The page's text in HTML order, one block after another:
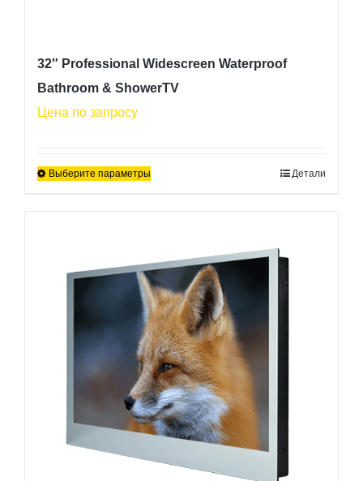
32″ Professional Widescreen Waterproof
Bathroom & ShowerTV
Цена по запросу
Выберите параметры
вариаций.
Опции
можно
выбрать
на
странице
товара.
Детали